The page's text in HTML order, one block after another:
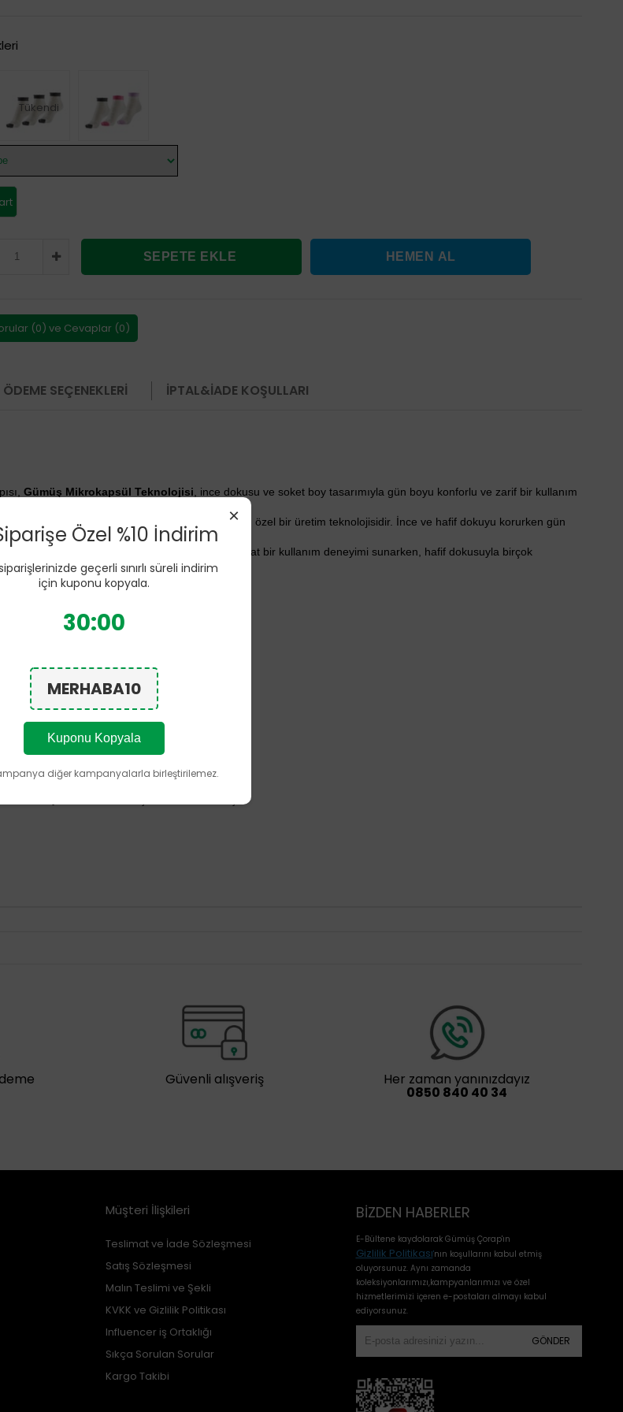
Tükendi
(0) ve Cevaplar (0)
ÖDEME SEÇENEKLERI İPTAL&İADE KOŞULLARI
Gümüş Mikrokapsül Teknolojisi , ince dokusu ve soket boy tasarımıyla gün boyu konforlu ve zarif bir kullanım
yapısıyla entegre edilmesini esas alan özel bir üretim teknolojisidir. İnce ve hafif dokuyu korurken gün
Esnek yapısı ayağa uyum sağlayarak rahat bir kullanım deneyimi sunarken, hafif dokusuyla birçok
boyunca korunacak şekilde tasarlanmıştır.
Güvenli alışveriş Her zaman yanınızdayız
0850 840 40 34
Müşteri İlişkileri
Teslimat ve İade Sözleşmesi
Satış Sözleşmesi
Malın Teslimi ve Şekli
KVKK ve Gizlilik Politikası
Influencer iş Ortaklığı
Sıkça Sorulan Sorular
Kargo Takibi
BIZDEN HABERLER
E-Bültene kaydolarak Gümüş Çorap'ın
Gizlilik Politikası'nın koşullarını kabul etmiş
oluyorsunuz. Aynı zamanda
koleksiyonlarımızı,kampyanlarımızı ve özel
hizmetlerimizi içeren e-postaları almayı kabul
ediyorsunuz.
GÖNDER
×
Özel %10 İndirim
geçerli sınırlı süreli indirim
için kuponu kopyala.
30:00
MERHABA10
Kuponu Kopyala
diğer kampanyalarla birleştirilemez.